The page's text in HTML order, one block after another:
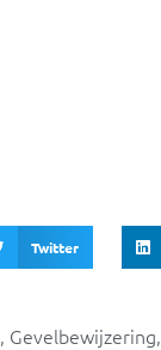
Twitter
, Gevelbewijzering,